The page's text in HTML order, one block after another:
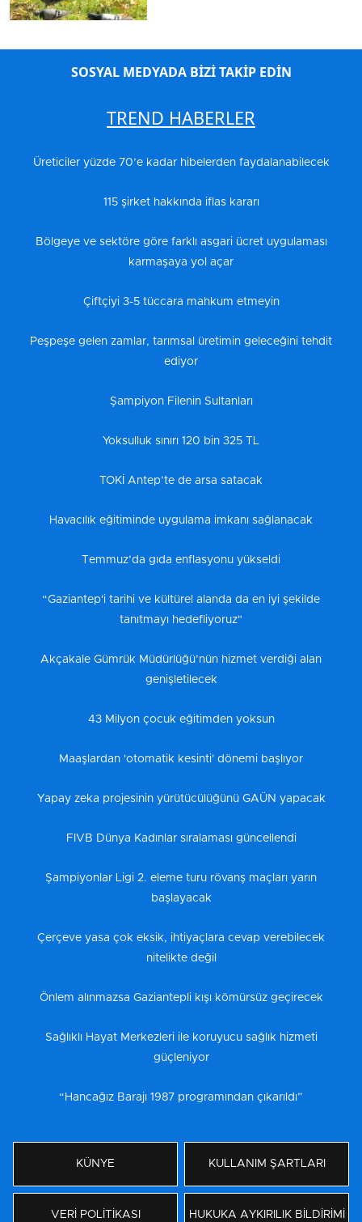
SOSYAL MEDYADA BİZİ TAKİP EDİN
TREND HABERLER
Üreticiler yüzde 70’e kadar hibelerden faydalanabilecek
115 şirket hakkında iflas kararı
Bölgeye ve sektöre göre farklı asgari ücret uygulaması
karmaşaya yol açar
Çiftçiyi 3-5 tüccara mahkum etmeyin
Peşpeşe gelen zamlar, tarımsal üretimin geleceğini tehdit
ediyor
Şampiyon Filenin Sultanları
Yoksulluk sınırı 120 bin 325 TL
TOKİ Antep’te de arsa satacak
Havacılık eğitiminde uygulama imkanı sağlanacak
Temmuz’da gıda enflasyonu yükseldi
“Gaziantep'i tarihi ve kültürel alanda da en iyi şekilde
tanıtmayı hedefliyoruz"
Akçakale Gümrük Müdürlüğü’nün hizmet verdiği alan
genişletilecek
43 Milyon çocuk eğitimden yoksun
Maaşlardan 'otomatik kesinti' dönemi başlıyor
Yapay zeka projesinin yürütücülüğünü GAÜN yapacak
FIVB Dünya Kadınlar sıralaması güncellendi
Şampiyonlar Ligi 2. eleme turu rövanş maçları yarın
başlayacak
Çerçeve yasa çok eksik, ihtiyaçlara cevap verebilecek
nitelikte değil
Önlem alınmazsa Gaziantepli kışı kömürsüz geçirecek
Sağlıklı Hayat Merkezleri ile koruyucu sağlık hizmeti
güçleniyor
“Hancağız Barajı 1987 programından çıkarıldı”
KÜNYE KULLANIM ŞARTLARI
VERİ POLİTİKASI HUKUKA AYKIRILIK BİLDİRİMİ